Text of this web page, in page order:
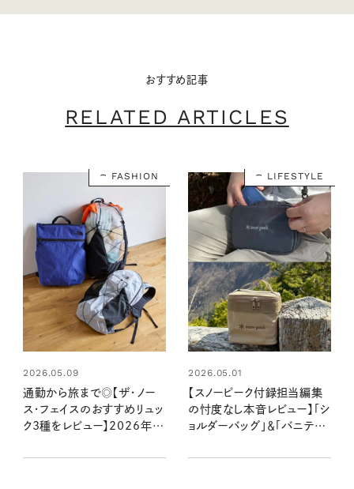
おすすめ記事
RELATED ARTICLES
FASHION
2026.05.09
通勤から旅まで◎【ザ・ノー
ス・フェイスのおすすめリュッ
ク3種をレビュー】2026年注
⼒・使い⼼地をチェック
LIFESTYLE
2026.05.01
【スノーピーク付録担当編集
の忖度なし本音レビュー】「シ
ョルダーバッグ」＆「バニティ
山！：リンネル6月号・6月号増